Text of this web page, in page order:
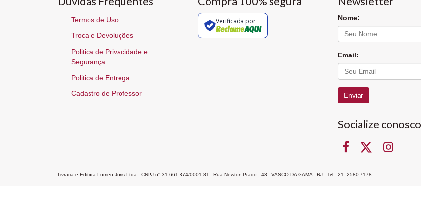
Termos de Uso
Troca e Devoluções
Politica de Privacidade e
Segurança
Politica de Entrega
Cadastro de Professor
Verificada por Nome:
Email:
Enviar
Socialize conosco
Livraria e Editora Lumen Juris Ltda - CNPJ n° 31.661.374/0001-81 - Rua Newton Prado , 43 - VASCO DA GAMA - RJ - Tel:. 21- 2580-7178